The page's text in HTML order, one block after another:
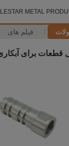
METAL
فیلم های